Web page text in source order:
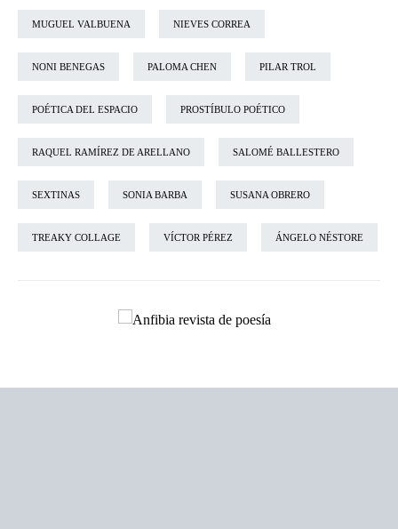
MUGUEL VALBUENA NIEVES CORREA
NONI BENEGAS PALOMA CHEN PILAR TROL
POÉTICA DEL ESPACIO PROSTÍBULO POÉTICO
RAQUEL RAMÍREZ DE ARELLANO SALOMÉ BALLESTERO
SEXTINAS SONIA BARBA SUSANA OBRERO
TREAKY COLLAGE VÍCTOR PÉREZ ÁNGELO NÉSTORE